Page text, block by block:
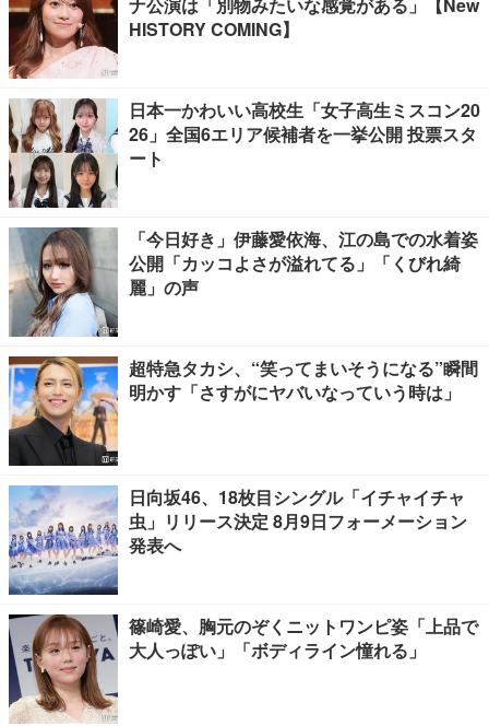
HISTORY COMING】
日本一かわいい高校生「女子高生ミスコン20
26」全国6エリア候補者を一挙公開 投票スタ
ート
「今日好き」伊藤愛依海、江の島での水着姿
公開「カッコよさが溢れてる」「くびれ綺
麗」の声
超特急タカシ、“笑ってまいそうになる”瞬間
明かす「さすがにヤバいなっていう時は」
日向坂46、18枚目シングル「イチャイチャ
虫」リリース決定 8月9日フォーメーション
発表へ
篠崎愛、胸元のぞくニットワンピ姿「上品で
大人っぽい」「ボディライン憧れる」